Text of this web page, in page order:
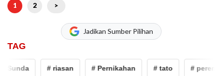
1 2 >
Jadikan Sumber Pilihan
TAG
# riasan # Pernikahan # tato #